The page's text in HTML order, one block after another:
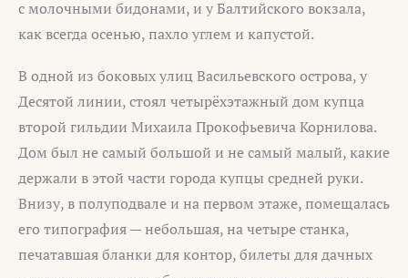
с молочными бидонами, и у Балтийского вокзала,
как всегда осенью, пахло углем и капустой.
В одной из боковых улиц Васильевского острова, у
Десятой линии, стоял четырёхэтажный дом купца
второй гильдии Михаила Прокофьевича Корнилова.
Дом был не самый большой и не самый малый, какие
держали в этой части города купцы средней руки.
Внизу, в полуподвале и на первом этаже, помещалась
его типография — небольшая, на четыре станка,
печатавшая бланки для контор, билеты для дачных